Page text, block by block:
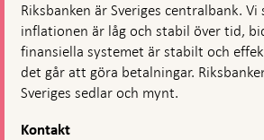
Riksbanken är Sveriges centralbank.
inflationen är låg och stabil över tid,
finansiella systemet är stabilt och
det går att göra betalningar.
Sveriges sedlar och mynt.
Kontakt